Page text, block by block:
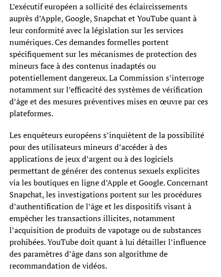
L’exécutif européen a sollicité des éclaircissements
auprès d’Apple, Google, Snapchat et YouTube quant à
leur conformité avec la législation sur les services
numériques. Ces demandes formelles portent
spécifiquement sur les mécanismes de protection des
mineurs face à des contenus inadaptés ou
potentiellement dangereux. La Commission s’interroge
notamment sur l’efficacité des systèmes de vérification
d’âge et des mesures préventives mises en œuvre par ces
plateformes.
Les enquêteurs européens s’inquiètent de la possibilité
pour des utilisateurs mineurs d’accéder à des
applications de jeux d’argent ou à des logiciels
permettant de générer des contenus sexuels explicites
via les boutiques en ligne d’Apple et Google. Concernant
Snapchat, les investigations portent sur les procédures
d’authentification de l’âge et les dispositifs visant à
empêcher les transactions illicites, notamment
l’acquisition de produits de vapotage ou de substances
prohibées. YouTube doit quant à lui détailler l’influence
des paramètres d’âge dans son algorithme de
recommandation de vidéos.